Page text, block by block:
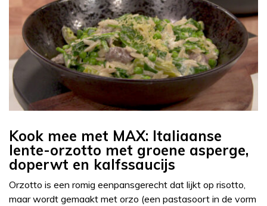
Kook mee met MAX: Italiaanse
lente-orzotto met groene asperge,
doperwt en kalfssaucijs
Orzotto is een romig eenpansgerecht dat lijkt op risotto,
maar wordt gemaakt met orzo (een pastasoort in de vorm